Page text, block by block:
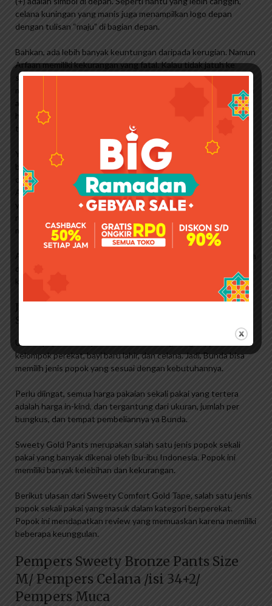
celana kuningan yang manis juga menampilkan logo depan
dengan tulisan “maju” di bagian depan.
Bahkan, ada lebih banyak keuntungan daripada kerugian. Namun
Arfaan memiliki kekurangan yang fatal. Kalau tidak jatuh ke
samping, saya ganti celana kuningan yang manis. Jika saya
mencoba untuk menghemat uang, mungkin pada siang hari saya
akan memakai celana bra yang manis, sedangkan pada malam
hari saya akan menggunakan lebih banyak celana kering yang
tahan terhadap sentuhan.
Ya, hanya ini review yang bisa saya berikan. Semuanya ditulis
berdasarkan pengalaman Anda. Tapi ingat, hanya karena tidak
cocok untuk bayi saya, bukan berarti tidak cocok untuk bayi
Anda, karena popok dapat disesuaikan. Namun, memilih popok
yang tepat sesuai dengan kebutuhan bayi Anda bisa sedikit
rumit. . Apalagi dengan banyaknya merek dan produk yang
memiliki standar tinggi sendiri.
Alhasil, Orami menghadirkan review popok sekali pakai yang bisa
dijadikan referensi popok yang realistis dan sesuai dengan
kebutuhan si kecil serta budget Anda.
Ulasan popok sekali pakai ini terdiri dari tiga bagian, yaitu
kelompok perekat, bayi baru lahir, dan celana. Jadi, Bunda bisa
memilih jenis popok yang sesuai dengan kebutuhannya.
Perlu diingat, semua harga pakaian sekali pakai yang tertera
adalah harga in-kind, dan tergantung dari ukuran, jumlah per
bungkus, dan tempat pembeliannya ya Bunda.
Sweety Gold Pants merupakan salah satu jenis popok sekali
pakai yang banyak dikenal oleh ibu-ibu Indonesia. Popok ini
memiliki banyak kelebihan dan kekurangan.
Berikut ulasan dari Sweety Comfort Gold Tape, salah satu jenis
popok sekali pakai yang masuk dalam kategori berperekat.
Popok ini mendapatkan review yang memuaskan karena memiliki
beberapa keunggulan.
Pempers Sweety Bronze Pants Size
M/ Pempers Celana /isi 34+2/
Pempers Muca